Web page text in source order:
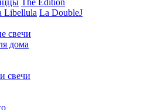
The Edition
Libellula La DoubleJ
свечи
дома
свечи